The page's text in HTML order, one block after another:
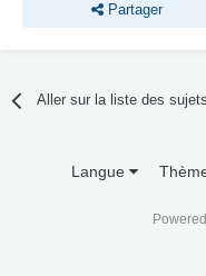
Partager
Aller sur la liste des sujets
Langue